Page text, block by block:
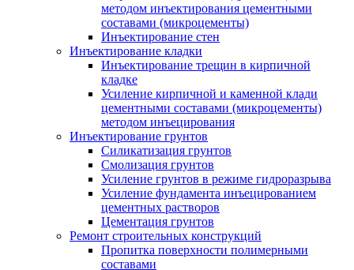
методом инъектирования цементными
составами (микроцементы)
Инъектирование стен
Инъектирование кладки
Инъектирование трещин в кирпичной
кладке
Усиление кирпичной и каменной клади
цементными составами (микроцементы)
методом инъецирования
Инъектирование грунтов
Силикатизация грунтов
Смолизация грунтов
Усиление грунтов в режиме гидроразрыва
Усиление фундамента инъецированием
цементных растворов
Цементация грунтов
Ремонт строительных конструкций
Пропитка поверхности полимерными
составами